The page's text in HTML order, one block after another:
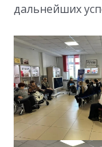
дальнейших